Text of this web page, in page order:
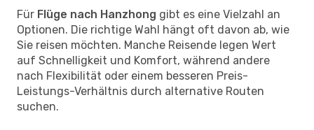
Für Flüge nach Hanzhong gibt es eine Vielzahl an
Optionen. Die richtige Wahl hängt oft davon ab, wie
Sie reisen möchten. Manche Reisende legen Wert
auf Schnelligkeit und Komfort, während andere
nach Flexibilität oder einem besseren Preis-
Leistungs-Verhältnis durch alternative Routen
suchen.